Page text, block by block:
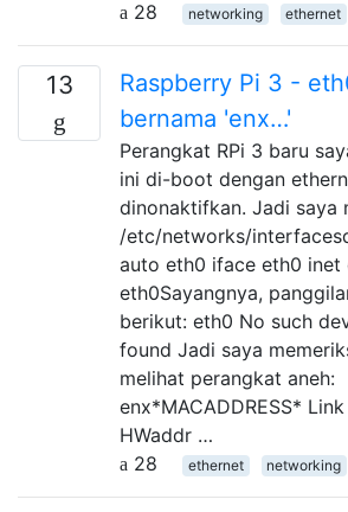
28 networking ethernet
13
Raspberry Pi 3 -
bernama 'enx…'
Perangkat RPi 3 baru
ini di-boot dengan
dinonaktifkan. Jadi saya
/etc/networks/
auto eth0 iface eth0 inet
eth0Sayangnya,
berikut: eth0 No such
found Jadi saya
melihat perangkat aneh:
enx*MACADDRESS*
HWaddr …
28
ethernet networking